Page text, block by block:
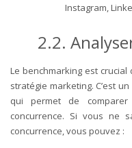
Instagram,
2.2.
Le benchmarking est
stratégie marketing. C’est
qui permet de
concurrence. Si vous ne
concurrence, vous pouvez :